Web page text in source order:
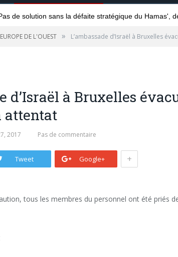
de solution sans la défaite stratégique du Hamas',
EUROPE DE L'OUEST » L’ambassade d’Israël à Bruxelles
d’Israël à Bruxelles
attentat
2017 Pas de commentaire
Tweet Google+ +
tous les membres du personnel ont été priés